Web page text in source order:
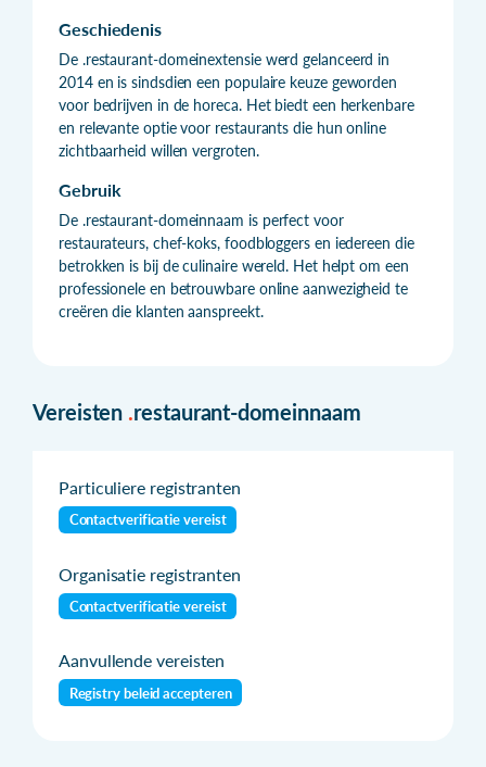
Geschiedenis
De .restaurant-domeinextensie werd gelanceerd in
2014 en is sindsdien een populaire keuze geworden
voor bedrijven in de horeca. Het biedt een herkenbare
en relevante optie voor restaurants die hun online
zichtbaarheid willen vergroten.
Gebruik
De .restaurant-domeinnaam is perfect voor
restaurateurs, chef-koks, foodbloggers en iedereen die
betrokken is bij de culinaire wereld. Het helpt om een
professionele en betrouwbare online aanwezigheid te
creëren die klanten aanspreekt.
Vereisten .restaurant-domeinnaam
Particuliere registranten
Contactverificatie vereist
Organisatie registranten
Contactverificatie vereist
Aanvullende vereisten
Registry beleid accepteren